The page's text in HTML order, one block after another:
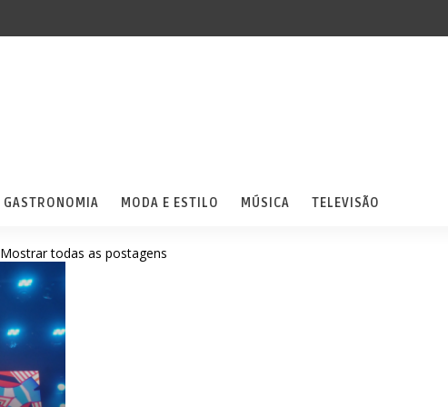
GASTRONOMIA MODA E ESTILO MÚSICA TELEVISÃO
Mostrar todas as postagens